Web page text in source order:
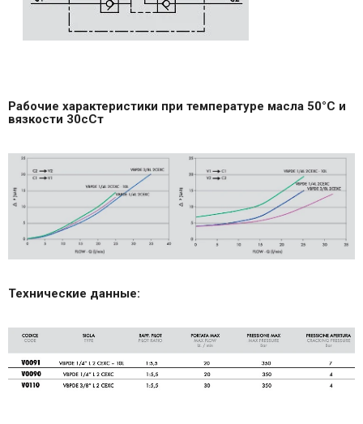
Рабочие характеристики при температуре масла 50°С и
вязкости 30сСт
Технические данные: